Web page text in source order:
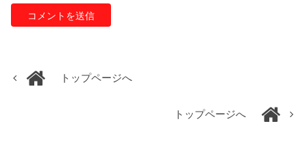
トップページへ
トップページへ